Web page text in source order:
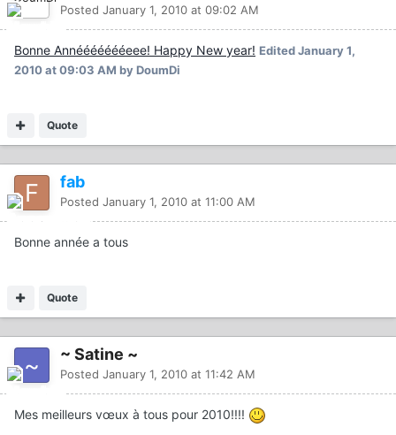
Posted January 1, 2010 at 09:02 AM
Bonne Annéééééééeee! Happy New year! EditedJanuary 1,
2010 at 09:03 AM by DoumDi
Quote
fab
Posted January 1, 2010 at 11:00 AM
Bonne année a tous
Quote
~ Satine ~
Posted January 1, 2010 at 11:42 AM
Mes meilleurs vœux à tous pour 2010!!!!